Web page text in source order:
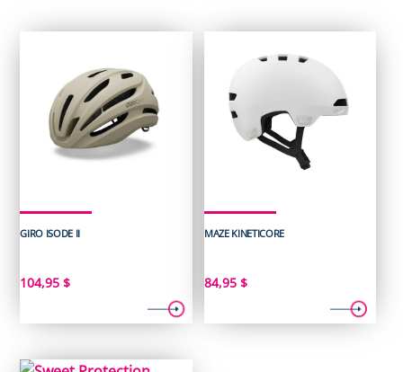
GIRO ISODE II
104,95$
MAZE KINETICORE
84,95 $